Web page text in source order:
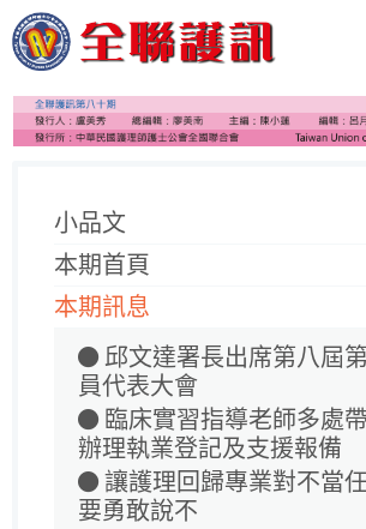
小品文
本期首頁
本期訊息
邱文達署長出席第八屆
員代表大會
臨床實習指導老師多處
辦理執業登記及支援報備
讓護理回歸專業對不當
要勇敢說不